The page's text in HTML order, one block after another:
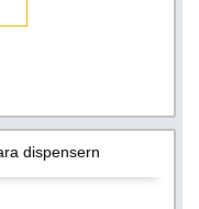
dispensern